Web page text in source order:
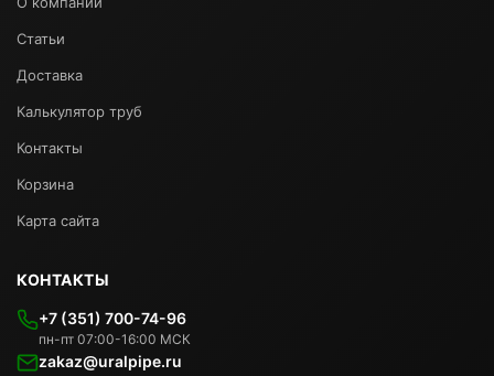
Статьи
Доставка
Калькулятор труб
Контакты
Корзина
Карта сайта
КОНТАКТЫ
+7 (351) 700-74-96
пн-пт 07:00-16:00 МСК
zakaz@uralpipe.ru